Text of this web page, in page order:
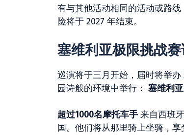
有与其他活动相同的活动或路
险将于 2027 年结束。
塞维利亚极限挑战
巡演将于三月开始，届时将举
园诗般的环境中举行： 塞维利
超过1000名摩托车手 来自西班
国。他们将从那里骑上坐骑，